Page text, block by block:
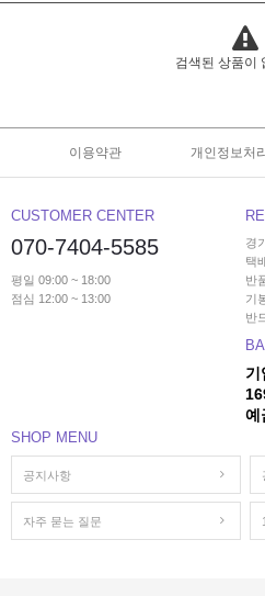
검색된 상품이
이용약관 개인정보처
CUSTOMER CENTER
070-7404-5585
평일 09:00 ~ 18:00
점심 12:00 ~ 13:00
경
택
반
기
반
기
예
SHOP MENU
공지사항
자주 묻는 질문